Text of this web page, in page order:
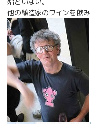
殆どいない。
他の醸造家のワインを飲み